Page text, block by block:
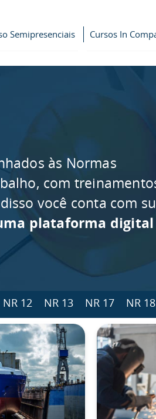
Semipresenciais Cursos In
às Normas
com
você conta com
plataforma digital
NR 12 NR 13 NR 17 NR 18